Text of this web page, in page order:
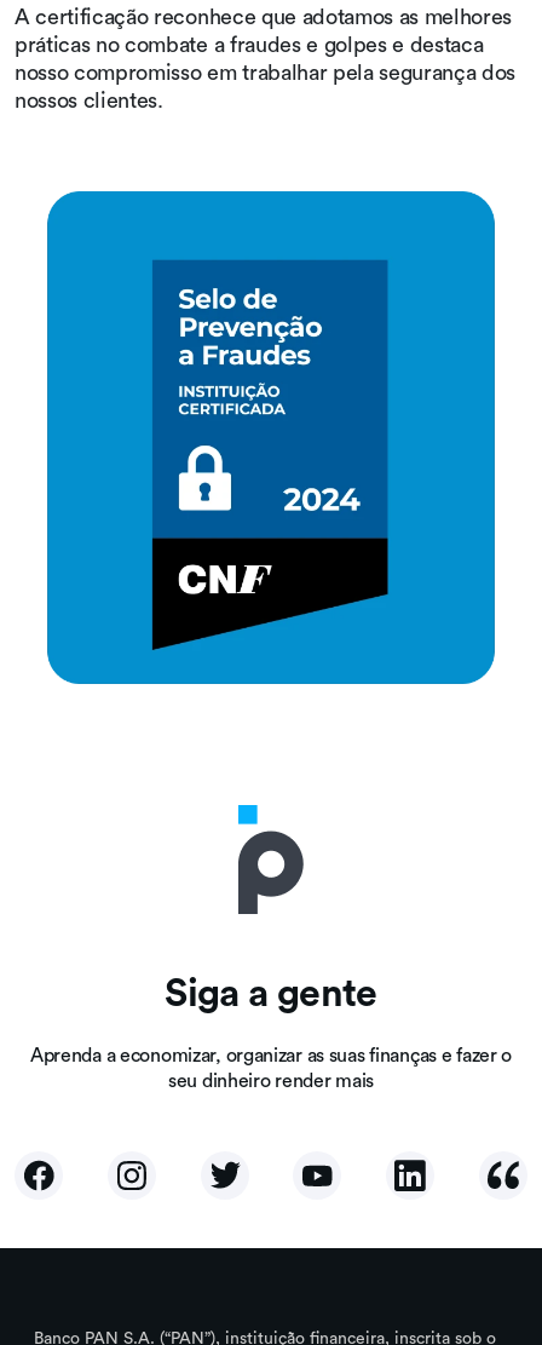
A certificação reconhece que adotamos as melhores
práticas no combate a fraudes e golpes e destaca
nosso compromisso em trabalhar pela segurança dos
nossos clientes.
Siga a gente
Aprenda a economizar, organizar as suas finanças e fazer o
seu dinheiro render mais
Banco PAN S.A. (“PAN”), instituição financeira, inscrita sob o